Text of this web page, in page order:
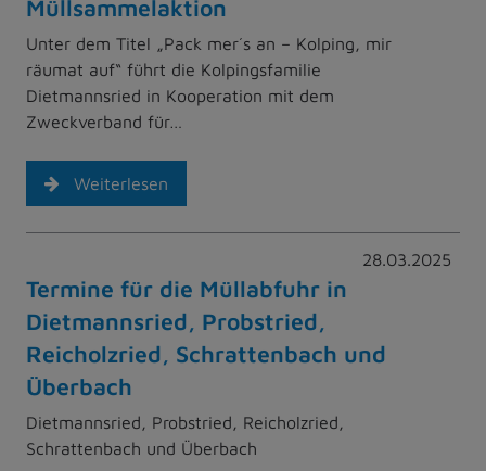
Müllsammelaktion
Unter dem Titel „Pack mer´s an – Kolping, mir
räumat auf“ führt die Kolpingsfamilie
Dietmannsried in Kooperation mit dem
Zweckverband für…
Weiterlesen
28.03.2025
Termine für die Müllabfuhr in
Dietmannsried, Probstried,
Reicholzried, Schrattenbach und
Überbach
Dietmannsried, Probstried, Reicholzried,
Schrattenbach und Überbach